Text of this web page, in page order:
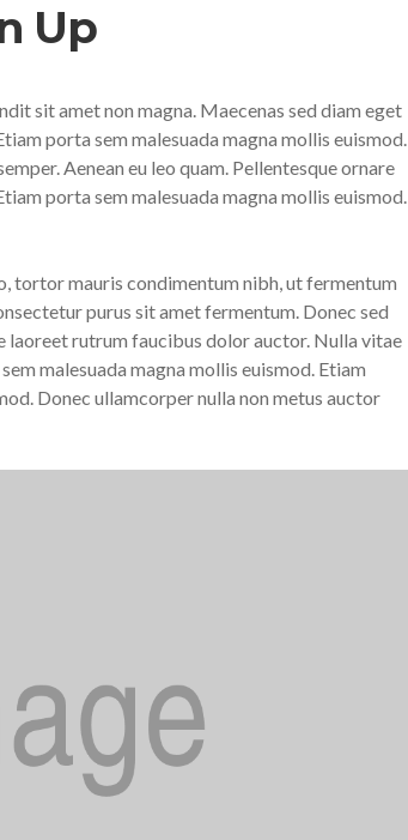
Up
sit amet non magna. Maecenas sed diam eget
porta sem malesuada magna mollis euismod.
Aenean eu leo quam. Pellentesque ornare
porta sem malesuada magna mollis euismod.
tortor mauris condimentum nibh, ut fermentum
purus sit amet fermentum. Donec sed
laoreet rutrum faucibus dolor auctor. Nulla vitae
malesuada magna mollis euismod. Etiam
Donec ullamcorper nulla non metus auctor